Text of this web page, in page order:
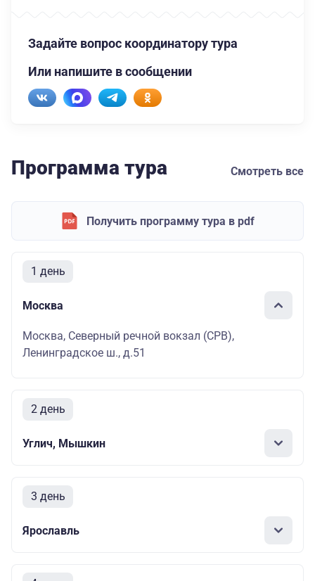
Задайте вопрос координатору тура
Или напишите в сообщении
Программа тура Смотреть все
Получить программу тура в pdf
1 день
Москва
Москва, Северный речной вокзал (СРВ),
Ленинградское ш., д.51
2 день
Углич, Мышкин
3 день
Ярославль